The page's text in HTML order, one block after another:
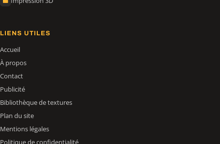
LIENS UTILES
Accueil
À propos
Contact
Publicité
Bibliothèque de textures
Plan du site
Mentions légales
Politique de confidentialité